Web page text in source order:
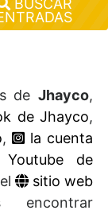
de Jhayco,
de Jhayco,
,
la cuenta
de
sitio web
encontrar